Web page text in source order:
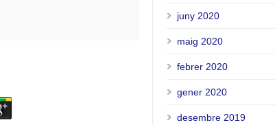
juny 2020
maig 2020
febrer 2020
gener 2020
desembre 2019